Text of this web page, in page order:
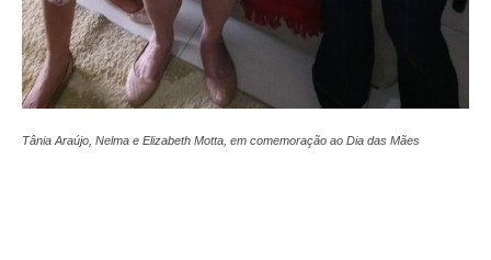
Tânia Araújo, Nelma e Elizabeth Motta, em comemoração ao Dia das Mães